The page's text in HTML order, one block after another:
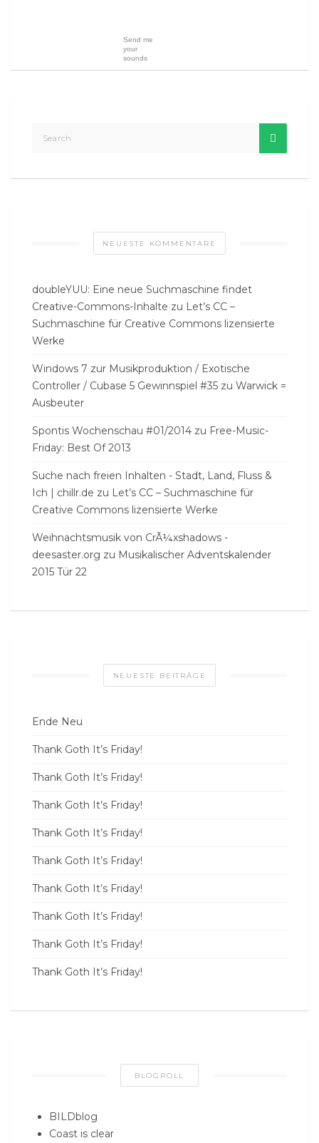
Send me
your
sounds
NEUESTE KOMMENTARE
doubleYUU: Eine neue Suchmaschine findet
Creative-Commons-Inhalte zu Let’s CC –
Suchmaschine für Creative Commons lizensierte
Werke
Windows 7 zur Musikproduktion / Exotische
Controller / Cubase 5 Gewinnspiel #35 zu Warwick =
Ausbeuter
Spontis Wochenschau #01/2014 zu Free-Music-
Friday: Best Of 2013
Suche nach freien Inhalten - Stadt, Land, Fluss &
Ich | chillr.de zu Let’s CC – Suchmaschine für
Creative Commons lizensierte Werke
Weihnachtsmusik von CrÃ¼xshadows -
deesaster.org zu Musikalischer Adventskalender
2015 Tür 22
NEUESTE BEITRÄGE
Ende Neu
Thank Goth It’s Friday!
Thank Goth It’s Friday!
Thank Goth It’s Friday!
Thank Goth It’s Friday!
Thank Goth It’s Friday!
Thank Goth It’s Friday!
Thank Goth It’s Friday!
Thank Goth It’s Friday!
Thank Goth It’s Friday!
BLOGROLL
BILDblog
Coast is clear